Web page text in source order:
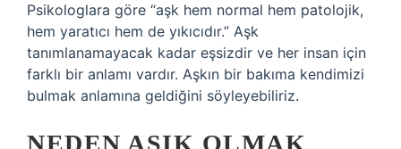
Psikologlara göre “aşk hem normal hem patolojik,
hem yaratıcı hem de yıkıcıdır.” Aşk
tanımlanamayacak kadar eşsizdir ve her insan için
farklı bir anlamı vardır. Aşkın bir bakıma kendimizi
bulmak anlamına geldiğini söyleyebiliriz.
NEDEN AŞIK OLMAK